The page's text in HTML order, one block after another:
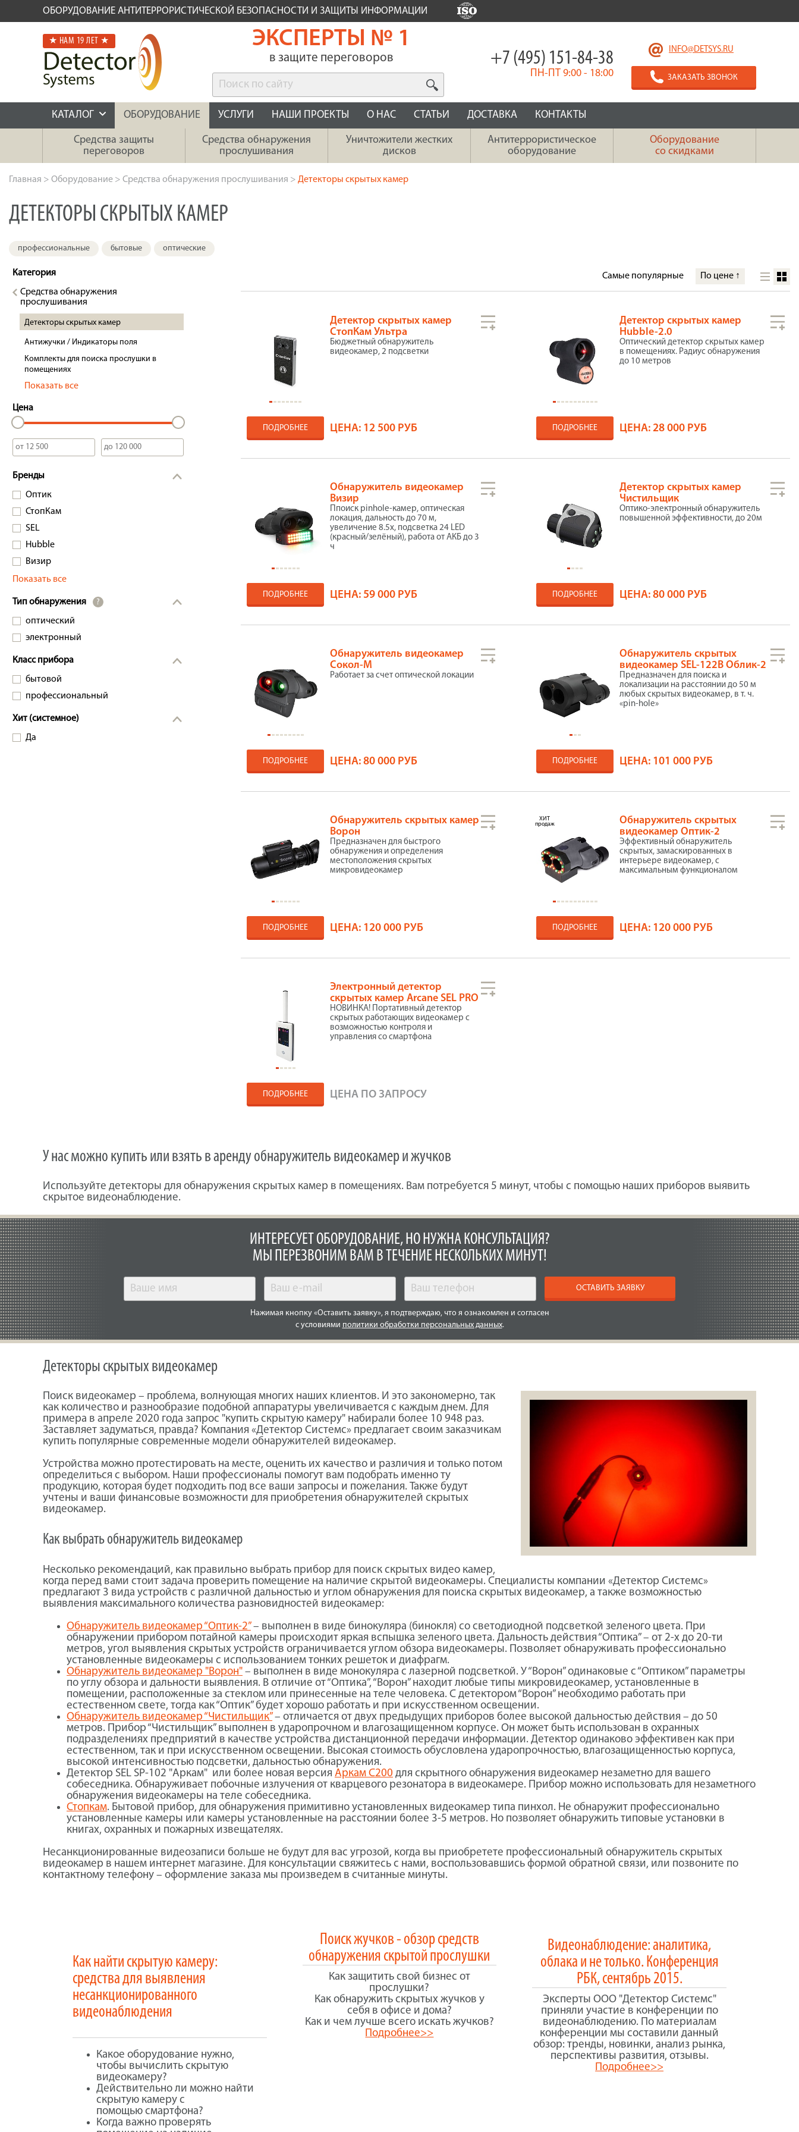
ОБОРУДОВАНИЕ АНТИТЕРРОРИСТИЧЕСКОЙ БЕЗОПАСНОСТИ И ЗАЩИТЫ ИНФОРМАЦИИ
★ НАМ 19 ЛЕТ ★ ЭКСПЕРТЫ № 1
в защите переговоров
INFO@DETSYS.RU
ЗАКАЗАТЬ ЗВОНОК
+7 (495) 151-84-38
ПН-ПТ 9:00 - 18:00
КАТАЛОГ ОБОРУДОВАНИЕ УСЛУГИ НАШИ ПРОЕКТЫ О НАС СТАТЬИ ДОСТАВКА КОНТАКТЫ
Средства защиты
переговоров
Средства обнаружения
прослушивания
Уничтожители жестких
дисков
Антитеррористическое
оборудование
Оборудование
со скидками
Главная > Оборудование > Средства обнаружения прослушивания > Детекторы скрытых камер
ДЕТЕКТОРЫ СКРЫТЫХ КАМЕР
профессиональные бытовые оптические
Категория
Средства обнаружения
прослушивания
Детекторы скрытых камер
Антижучки / Индикаторы поля
Комплекты для поиска прослушки в
помещениях
Показать все
Цена
Бренды
Оптик
СтопКам
SEL
Hubble
Визир
Показать все
Тип обнаружения ?
оптический
электронный
Класс прибора
бытовой
профессиональный
Хит (системное)
Да
Самые популярные По цене ↑
Детектор скрытых камер
СтопКам Ультра
Бюджетный обнаружитель
видеокамер, 2 подсветки
ПОДРОБНЕЕ ЦЕНА: 12 500 РУБ
Детектор скрытых камер
Hubble-2.0
Оптический детектор скрытых камер
в помещениях. Радиус обнаружения
до 10 метров
ПОДРОБНЕЕ ЦЕНА: 28 000 РУБ
Обнаружитель видеокамер
Визир
Ппоиск pinhole-камер, оптическая
локация, дальность до 70 м,
увеличение 8.5x, подсветка 24 LED
(красный/зелёный), работа от АКБ до 3
ч
ПОДРОБНЕЕ ЦЕНА: 59 000 РУБ
Детектор скрытых камер
Чистильщик
Оптико-электронный обнаружитель
повышенной эффективности, до 20м
ПОДРОБНЕЕ ЦЕНА: 80 000 РУБ
Обнаружитель видеокамер
Сокол-М
Работает за счет оптической локации
ПОДРОБНЕЕ ЦЕНА: 80 000 РУБ
Обнаружитель скрытых
видеокамер SEL-122B Облик-2
Предназначен для поиска и
локализации на расстоянии до 50 м
любых скрытых видеокамер, в т. ч.
«pin-hole»
ПОДРОБНЕЕ ЦЕНА: 101 000 РУБ
Обнаружитель скрытых камер
Ворон
Предназначен для быстрого
обнаружения и определения
местоположения скрытых
микровидеокамер
ПОДРОБНЕЕ ЦЕНА: 120 000 РУБ
Обнаружитель скрытых
видеокамер Оптик-2
Эффективный обнаружитель
скрытых, замаскированных в
интерьере видеокамер, с
максимальным функционалом
ХИТ
продаж
ПОДРОБНЕЕ ЦЕНА: 120 000 РУБ
Электронный детектор
скрытых камер Arcane SEL PRO
НОВИНКА! Портативный детектор
скрытых работающих видеокамер с
возможностью контроля и
управления со смартфона
ПОДРОБНЕЕ ЦЕНА ПО ЗАПРОСУ
У нас можно купить или взять в аренду обнаружитель видеокамер и жучков
Используйте детекторы для обнаружения скрытых камер в помещениях. Вам потребуется 5 минут, чтобы с помощью наших приборов выявить
скрытое видеонаблюдение.
ИНТЕРЕСУЕТ ОБОРУДОВАНИЕ, НО НУЖНА КОНСУЛЬТАЦИЯ?
МЫ ПЕРЕЗВОНИМ ВАМ В ТЕЧЕНИЕ НЕСКОЛЬКИХ МИНУТ!
ОСТАВИТЬ ЗАЯВКУ
Нажимая кнопку «Оставить заявку», я подтверждаю, что я ознакомлен и согласен
с условиями политики обработки персональных данных.
Детекторы скрытых видеокамер
Поиск видеокамер – проблема, волнующая многих наших клиентов. И это закономерно, так
как количество и разнообразие подобной аппаратуры увеличивается с каждым днем. Для
примера в апреле 2020 года запрос "купить скрытую камеру" набирали более 10 948 раз.
Заставляет задуматься, правда? Компания «Детектор Системс» предлагает своим заказчикам
купить популярные современные модели обнаружителей видеокамер.
Устройства можно протестировать на месте, оценить их качество и различия и только потом
определиться с выбором. Наши профессионалы помогут вам подобрать именно ту
продукцию, которая будет подходить под все ваши запросы и пожелания. Также будут
учтены и ваши финансовые возможности для приобретения обнаружителей скрытых
видеокамер.
Как выбрать обнаружитель видеокамер
Несколько рекомендаций, как правильно выбрать прибор для поиск скрытых видео камер,
когда перед вами стоит задача проверить помещение на наличие скрытой видеокамеры. Специалисты компании «Детектор Системс»
предлагают 3 вида устройств с различной дальностью и углом обнаружения для поиска скрытых видеокамер, а также возможностью
выявления максимального количества разновидностей видеокамер:
Обнаружитель видеокамер “Оптик-2”– выполнен в виде бинокуляра (бинокля) со светодиодной подсветкой зеленого цвета. При
обнаружении прибором потайной камеры происходит яркая вспышка зеленого цвета. Дальность действия “Оптика” – от 2-х до 20-ти
метров, угол выявления скрытых устройств ограничивается углом обзора видеокамеры. Позволяет обнаруживать профессионально
установленные видеокамеры с использованием тонких решеток и диафрагм.
Обнаружитель видеокамер "Ворон" – выполнен в виде монокуляра с лазерной подсветкой. У “Ворон” одинаковые с “Оптиком” параметры
по углу обзора и дальности выявления. В отличие от “Оптика”, “Ворон” находит любые типы микровидеокамер, установленные в
помещении, расположенные за стеклом или принесенные на теле человека. С детектором “Ворон” необходимо работать при
естественном свете, тогда как “Оптик” будет хорошо работать и при искусственном освещении.
Обнаружитель видеокамер “Чистильщик”– отличается от двух предыдущих приборов более высокой дальностью действия – до 50
метров. Прибор “Чистильщик” выполнен в ударопрочном и влагозащищенном корпусе. Он может быть использован в охранных
подразделениях предприятий в качестве устройства дистанционной передачи информации. Детектор одинаково эффективен как при
естественном, так и при искусственном освещении. Высокая стоимость обусловлена ударопрочностью, влагозащищенностью корпуса,
высокой интенсивностью подсветки, дальностью обнаружения.
Детектор SEL SP-102 "Аркам" или более новая версия Аркам С200 для скрытного обнаружения видеокамер незаметно для вашего
собеседника. Обнаруживает побочные излучения от кварцевого резонатора в видеокамере. Прибор можно использовать для незаметного
обнаружения видеокамеры на теле собеседника.
Стопкам. Бытовой прибор, для обнаружения примитивно установленных видеокамер типа пинхол. Не обнаружит профессионально
установленные камеры или камеры установленные на расстоянии более 3-5 метров. Но позволяет обнаружить типовые установки в
книгах, охранных и пожарных извещателях.
Несанкционированные видеозаписи больше не будут для вас угрозой, когда вы приобретете профессиональный обнаружитель скрытых
видеокамер в нашем интернет магазине. Для консультации свяжитесь с нами, воспользовавшись формой обратной связи, или позвоните по
контактному телефону – оформление заказа мы произведем в считанные минуты.
Как найти скрытую камеру:
средства для выявления
несанкционированного
видеонаблюдения
Какое оборудование нужно,
чтобы вычислить скрытую
видеокамеру?
Действительно ли можно найти
скрытую камеру с
помощью смартфона?
Когда важно проверять
Поиск жучков - обзор средств
обнаружения скрытой прослушки
Как защитить свой бизнес от
прослушки?
Как обнаружить скрытых жучков у
себя в офисе и дома?
Как и чем лучше всего искать жучков?
Подробнее>>
Видеонаблюдение: аналитика,
облака и не только. Конференция
РБК, сентябрь 2015.
Эксперты ООО "Детектор Системс"
приняли участие в конференции по
видеонаблюдению. По материалам
конференции мы составили данный
обзор: тренды, новинки, анализ рынка,
перспективы развития, отзывы.
Подробнее>>